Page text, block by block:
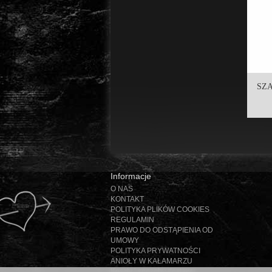
Informacje
O NAS
KONTAKT
POLITYKA PLIKÓW COOKIES
REGULAMIN
PRAWO DO ODSTĄPIENIA OD
UMOWY
POLITYKA PRYWATNOŚCI
ANIOŁY W KAŁAMARZU